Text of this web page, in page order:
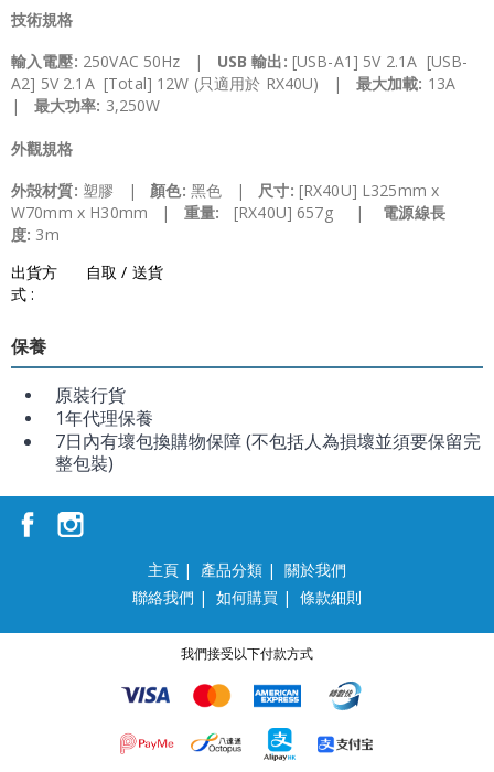
技術規格
輸入電壓: 250VAC 50Hz | USB 輸出: [USB-A1] 5V 2.1A [USB-
A2] 5V 2.1A [Total] 12W (只適用於 RX40U) | 最大加載: 13A
| 最大功率: 3,250W
外觀規格
外殻材質: 塑膠 | 顏色: 黑色 | 尺寸: [RX40U] L325mm x
W70mm x H30mm | 重量: [RX40U] 657g | 電源線長
度: 3m
出貨方
式 :
自取 / 送貨
保養
原裝行貨
1年代理保養
7日內有壞包換購物保障 (不包括人為損壞並須要保留完
整包裝)
主頁 | 產品分類 | 關於我們
聯絡我們 | 如何購買 | 條款細則
我們接受以下付款方式